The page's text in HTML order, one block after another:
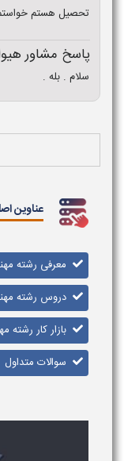
تحصیل هستم خواستم
پاسخ مشاور
سلام . بله .
عناوین
معرفی رشته
دروس رشته
بازار کار
سوالات متداول